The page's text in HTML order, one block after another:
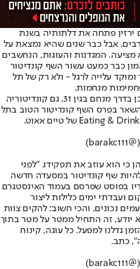
ירזין פתחה את דלתותיה בשנת
רבים, אבל כבר שנים שהיא נמצאת על
מציעה. המגדנות והעוגות, הנחשבים
כבר כמעט עשור השף קונדיטור
עלייה לרגל - ולא רק של תל
מנחמות.
לא בכדי נפתחה בצמוד למקום, השוכן בדרך מנחם בגין 31, גם קונדיטוריה
השאר בפרס השף קונדיטור הטוב בתל
כי הוא עוזב את תפקידו. "לפני
שף קונדיטור במסעדה חדשה
בפוסט שפרסם בעמוד האינסטגרם
ועבדתי ימים כלילות ליצור
נכונים, והכי חשוב: להקים צוות
יודע, זה התחיל ממטר על מטר בתוך
גדלנו למפעל. כל עוגה, קינוח
כתב.